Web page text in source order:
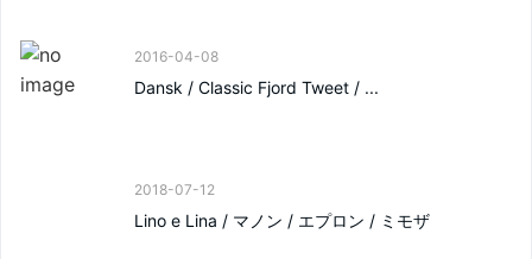
2016-04-08
Dansk / Classic Fjord Tweet / ...
2018-07-12
Lino e Lina / マノン / エプロン / ミモザ